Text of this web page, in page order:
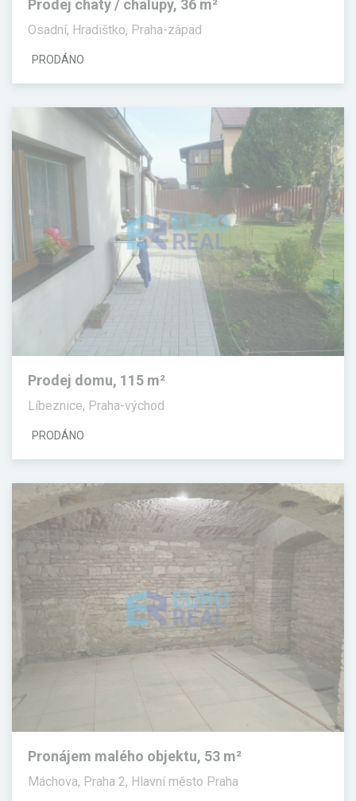
Prodej chaty / chalupy, 36 m²
Osadní, Hradištko, Praha-západ
PRODÁNO
Prodej domu, 115 m²
Líbeznice, Praha-východ
PRODÁNO
Pronájem malého objektu, 53 m²
Máchova, Praha 2, Hlavní město Praha